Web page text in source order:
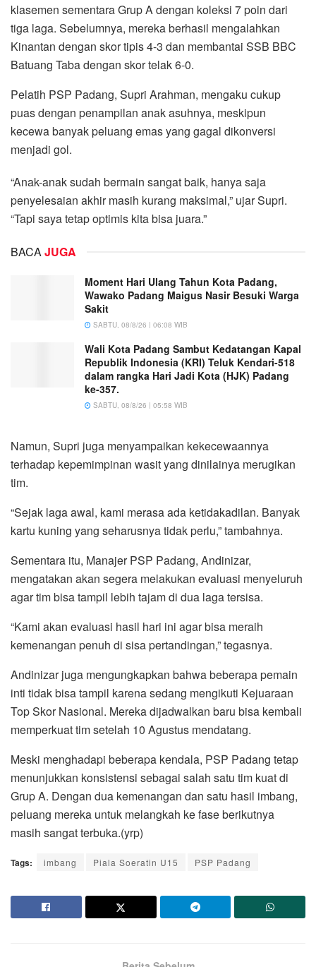
klasemen sementara Grup A dengan koleksi 7 poin dari
tiga laga. Sebelumnya, mereka berhasil mengalahkan
Kinantan dengan skor tipis 4-3 dan membantai SSB BBC
Batuang Taba dengan skor telak 6-0.
Pelatih PSP Padang, Supri Arahman, mengaku cukup
puas dengan penampilan anak asuhnya, meskipun
kecewa banyak peluang emas yang gagal dikonversi
menjadi gol.
“Anak-anak sudah bermain sangat baik, hanya saja
penyelesaian akhir masih kurang maksimal,” ujar Supri.
“Tapi saya tetap optimis kita bisa juara.”
BACAJUGA
Moment Hari Ulang Tahun Kota Padang,
Wawako Padang Maigus Nasir Besuki Warga
Sakit
SABTU, 08/8/26 | 06:08 WIB
Wali Kota Padang Sambut Kedatangan Kapal
Republik Indonesia (KRI) Teluk Kendari-518
dalam rangka Hari Jadi Kota (HJK) Padang
ke-357.
SABTU, 08/8/26 | 05:58 WIB
Namun, Supri juga menyampaikan kekecewaannya
terhadap kepemimpinan wasit yang dinilainya merugikan
tim.
“Sejak laga awal, kami merasa ada ketidakadilan. Banyak
kartu kuning yang seharusnya tidak perlu,” tambahnya.
Sementara itu, Manajer PSP Padang, Andinizar,
mengatakan akan segera melakukan evaluasi menyeluruh
agar tim bisa tampil lebih tajam di dua laga tersisa.
“Kami akan evaluasi hasil hari ini agar bisa meraih
kemenangan penuh di sisa pertandingan,” tegasnya.
Andinizar juga mengungkapkan bahwa beberapa pemain
inti tidak bisa tampil karena sedang mengikuti Kejuaraan
Top Skor Nasional. Mereka dijadwalkan baru bisa kembali
memperkuat tim setelah 10 Agustus mendatang.
Meski menghadapi beberapa kendala, PSP Padang tetap
menunjukkan konsistensi sebagai salah satu tim kuat di
Grup A. Dengan dua kemenangan dan satu hasil imbang,
peluang mereka untuk melangkah ke fase berikutnya
masih sangat terbuka.(yrp)
Tags: imbang Piala Soeratin U15 PSP Padang